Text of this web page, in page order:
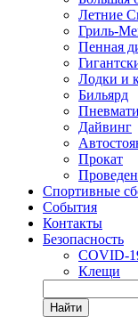
Летние
Гриль-
Пенная
Лодки и
Бильярд
Дайвинг
Прокат
Спортивные
События
Контакты
Безопасность
COVID-
Клещи
Найти